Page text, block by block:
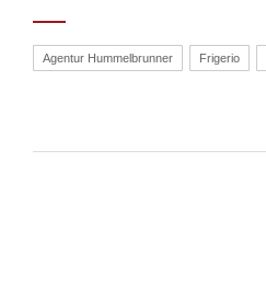
Agentur Hummelbrunner Frigerio